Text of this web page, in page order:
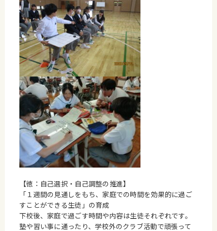
【徳：自己選択・自己調整の推進】
「１週間の見通しをもち、家庭での時間を効果的に過ご
すことができる生徒」の育成
下校後、家庭で過ごす時間や内容は生徒それぞれです。
塾や習い事に通ったり、学校外のクラブ活動で頑張って